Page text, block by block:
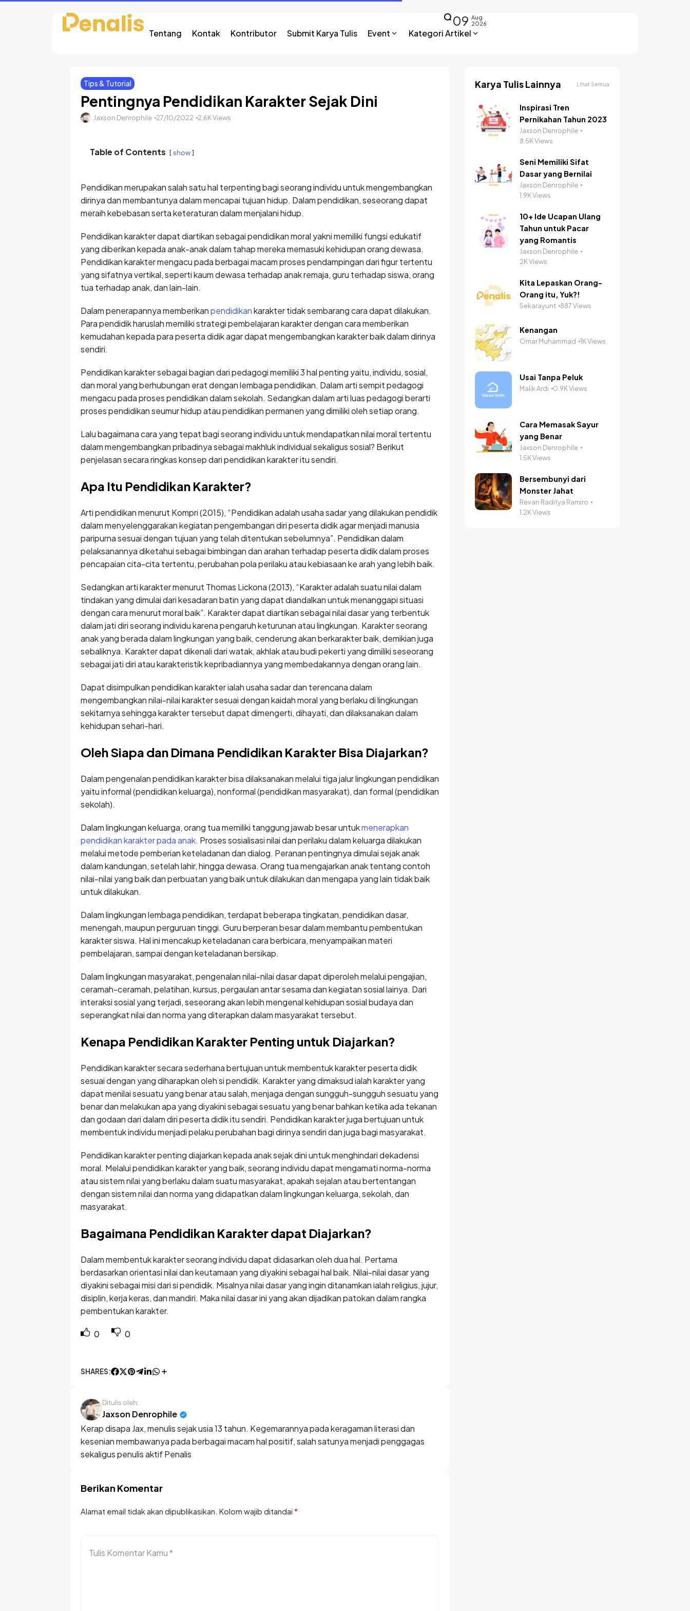
Tentang Kontak Kontributor Submit Karya Tulis Event Kategori Artikel
09 Aug
2026
Tips & Tutorial
Pentingnya Pendidikan Karakter Sejak Dini
Jaxson Denrophile 27/10/2022 2.6K Views
Table of Contents show
Pendidikan merupakan salah satu hal terpenting bagi seorang individu untuk mengembangkan
dirinya dan membantunya dalam mencapai tujuan hidup. Dalam pendidikan, seseorang dapat
meraih kebebasan serta keteraturan dalam menjalani hidup.
Pendidikan karakter dapat diartikan sebagai pendidikan moral yakni memiliki fungsi edukatif
yang diberikan kepada anak-anak dalam tahap mereka memasuki kehidupan orang dewasa.
Pendidikan karakter mengacu pada berbagai macam proses pendampingan dari figur tertentu
yang sifatnya vertikal, seperti kaum dewasa terhadap anak remaja, guru terhadap siswa, orang
tua terhadap anak, dan lain-lain.
Dalam penerapannya memberikanpendidikankarakter tidak sembarang cara dapat dilakukan.
Para pendidik haruslah memiliki strategi pembelajaran karakter dengan cara memberikan
kemudahan kepada para peserta didik agar dapat mengembangkan karakter baik dalam dirinya
sendiri.
Pendidikan karakter sebagai bagian dari pedagogi memiliki 3 hal penting yaitu, individu, sosial,
dan moral yang berhubungan erat dengan lembaga pendidikan. Dalam arti sempit pedagogi
mengacu pada proses pendidikan dalam sekolah. Sedangkan dalam arti luas pedagogi berarti
proses pendidikan seumur hidup atau pendidikan permanen yang dimiliki oleh setiap orang.
Lalu bagaimana cara yang tepat bagi seorang individu untuk mendapatkan nilai moral tertentu
dalam mengembangkan pribadinya sebagai makhluk individual sekaligus sosial? Berikut
penjelasan secara ringkas konsep dari pendidikan karakter itu sendiri.
Apa Itu Pendidikan Karakter?
Arti pendidikan menurut Kompri (2015), “Pendidikan adalah usaha sadar yang dilakukan pendidik
dalam menyelenggarakan kegiatan pengembangan diri peserta didik agar menjadi manusia
paripurna sesuai dengan tujuan yang telah ditentukan sebelumnya”. Pendidikan dalam
pelaksanannya diketahui sebagai bimbingan dan arahan terhadap peserta didik dalam proses
pencapaian cita-cita tertentu, perubahan pola perilaku atau kebiasaan ke arah yang lebih baik.
Sedangkan arti karakter menurut Thomas Lickona (2013), “Karakter adalah suatu nilai dalam
tindakan yang dimulai dari kesadaran batin yang dapat diandalkan untuk menanggapi situasi
dengan cara menurut moral baik”. Karakter dapat diartikan sebagai nilai dasar yang terbentuk
dalam jati diri seorang individu karena pengaruh keturunan atau lingkungan. Karakter seorang
anak yang berada dalam lingkungan yang baik, cenderung akan berkarakter baik, demikian juga
sebaliknya. Karakter dapat dikenali dari watak, akhlak atau budi pekerti yang dimiliki seseorang
sebagai jati diri atau karakteristik kepribadiannya yang membedakannya dengan orang lain.
Dapat disimpulkan pendidikan karakter ialah usaha sadar dan terencana dalam
mengembangkan nilai-nilai karakter sesuai dengan kaidah moral yang berlaku di lingkungan
sekitarnya sehingga karakter tersebut dapat dimengerti, dihayati, dan dilaksanakan dalam
kehidupan sehari-hari.
Oleh Siapa dan Dimana Pendidikan Karakter Bisa Diajarkan?
Dalam pengenalan pendidikan karakter bisa dilaksanakan melalui tiga jalur lingkungan pendidikan
yaitu informal (pendidikan keluarga), nonformal (pendidikan masyarakat), dan formal (pendidikan
sekolah).
Dalam lingkungan keluarga, orang tua memiliki tanggung jawab besar untukmenerapkan
pendidikan karakter pada anak. Proses sosialisasi nilai dan perilaku dalam keluarga dilakukan
melalui metode pemberian keteladanan dan dialog. Peranan pentingnya dimulai sejak anak
dalam kandungan, setelah lahir, hingga dewasa. Orang tua mengajarkan anak tentang contoh
nilai-nilai yang baik dan perbuatan yang baik untuk dilakukan dan mengapa yang lain tidak baik
untuk dilakukan.
Dalam lingkungan lembaga pendidikan, terdapat beberapa tingkatan, pendidikan dasar,
menengah, maupun perguruan tinggi. Guru berperan besar dalam membantu pembentukan
karakter siswa. Hal ini mencakup keteladanan cara berbicara, menyampaikan materi
pembelajaran, sampai dengan keteladanan bersikap.
Dalam lingkungan masyarakat, pengenalan nilai-nilai dasar dapat diperoleh melalui pengajian,
ceramah-ceramah, pelatihan, kursus, pergaulan antar sesama dan kegiatan sosial lainya. Dari
interaksi sosial yang terjadi, seseorang akan lebih mengenal kehidupan sosial budaya dan
seperangkat nilai dan norma yang diterapkan dalam masyarakat tersebut.
Kenapa Pendidikan Karakter Penting untuk Diajarkan?
Pendidikan karakter secara sederhana bertujuan untuk membentuk karakter peserta didik
sesuai dengan yang diharapkan oleh si pendidik. Karakter yang dimaksud ialah karakter yang
dapat menilai sesuatu yang benar atau salah, menjaga dengan sungguh-sungguh sesuatu yang
benar dan melakukan apa yang diyakini sebagai sesuatu yang benar bahkan ketika ada tekanan
dan godaan dari dalam diri peserta didik itu sendiri. Pendidikan karakter juga bertujuan untuk
membentuk individu menjadi pelaku perubahan bagi dirinya sendiri dan juga bagi masyarakat.
Pendidikan karakter penting diajarkan kepada anak sejak dini untuk menghindari dekadensi
moral. Melalui pendidikan karakter yang baik, seorang individu dapat mengamati norma-norma
atau sistem nilai yang berlaku dalam suatu masyarakat, apakah sejalan atau bertentangan
dengan sistem nilai dan norma yang didapatkan dalam lingkungan keluarga, sekolah, dan
masyarakat.
Bagaimana Pendidikan Karakter dapat Diajarkan?
Dalam membentuk karakter seorang individu dapat didasarkan oleh dua hal. Pertama
berdasarkan orientasi nilai dan keutamaan yang diyakini sebagai hal baik. Nilai-nilai dasar yang
diyakini sebagai misi dari si pendidik. Misalnya nilai dasar yang ingin ditanamkan ialah religius, jujur,
disiplin, kerja keras, dan mandiri. Maka nilai dasar ini yang akan dijadikan patokan dalam rangka
pembentukan karakter.
0 0
SHARES:
Ditulis oleh:
Jaxson Denrophile
Kerap disapa Jax, menulis sejak usia 13 tahun. Kegemarannya pada keragaman literasi dan
kesenian membawanya pada berbagai macam hal positif, salah satunya menjadi penggagas
sekaligus penulis aktif Penalis
Berikan Komentar
Alamat email tidak akan dipublikasikan. Kolom wajib ditandai *
Karya Tulis Lainnya Lihat Semua
Inspirasi Tren
Pernikahan Tahun 2023
Jaxson Denrophile
8.5K Views
Seni Memiliki Sifat
Dasar yang Bernilai
Jaxson Denrophile
1.9K Views
10+ Ide Ucapan Ulang
Tahun untuk Pacar
yang Romantis
Jaxson Denrophile
2K Views
Kita Lepaskan Orang-
Orang itu, Yuk?!
Sekarayunt 887 Views
Kenangan
Omar Muhammad 1K Views
Usai Tanpa Peluk
Malik Ardi 0.9K Views
Cara Memasak Sayur
yang Benar
Jaxson Denrophile
1.5K Views
Bersembunyi dari
Monster Jahat
Revan Raditya Ramiro
1.2K Views